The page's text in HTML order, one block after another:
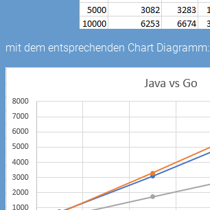
mit dem entsprechenden Chart Diagramm: